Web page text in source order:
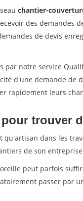
chantier-
des demandes
de devis
par notre service
d'une demande de
rapidement leurs
trouver
dans les
de son
peut parfois
passer par